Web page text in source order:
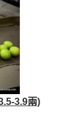
3.9兩)